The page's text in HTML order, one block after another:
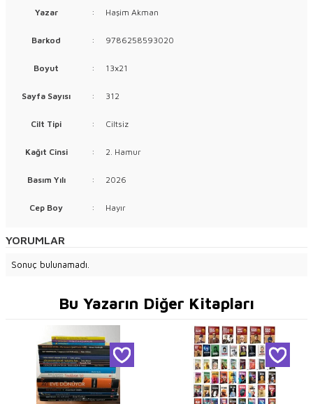
Yazar : Haşim Akman
Barkod : 9786258593020
Boyut : 13x21
Sayfa Sayısı : 312
Cilt Tipi : Ciltsiz
Kağıt Cinsi : 2. Hamur
Basım Yılı : 2026
Cep Boy : Hayır
YORUMLAR
Sonuç bulunamadı.
Bu Yazarın Diğer Kitapları